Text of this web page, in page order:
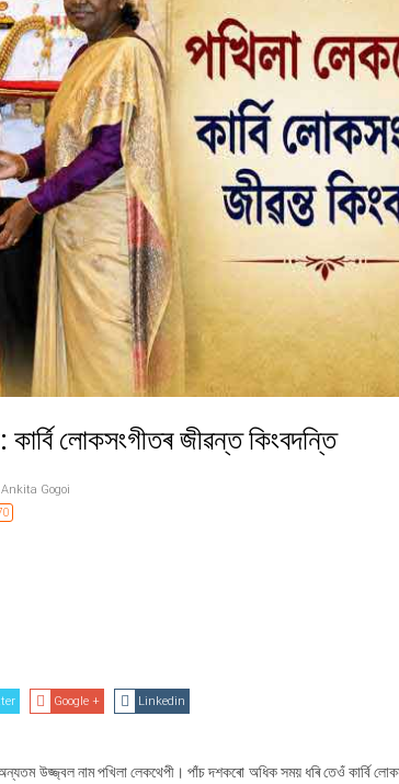
কাৰ্বি লোকসংগীতৰ জীৱন্ত কিংবদন্তি
Ankita Gogoi
Google + Linkedin
উজ্জ্বল নাম পখিলা লেকথেপী। পাঁচ দশকৰো অধিক সময় ধৰি তেওঁ কাৰ্বি